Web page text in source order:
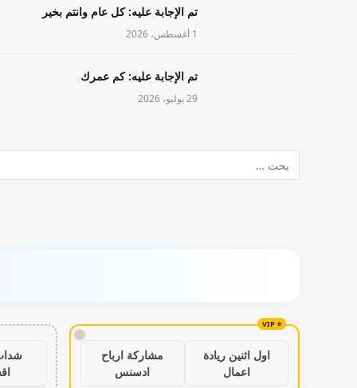
تم الإجابة عليه: كل عام وانتم بخير
1 أغسطس، 2026
تم الإجابة عليه: كم عمرك
29 يوليو، 2026
!
اول اثنين ريادة
اعمال
مشاركة ارباح
ادسنس